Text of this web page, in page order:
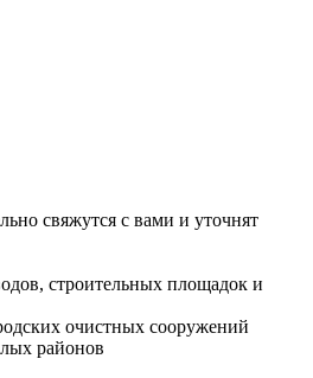
свяжутся с вами и уточнят
строительных площадок и
очистных сооружений
районов